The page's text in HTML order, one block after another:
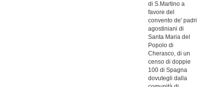
di S.Martino a
favore del
convento de' padri
agostiniani di
Santa Maria del
Popolo di
Cherasco, di un
censo di doppie
100 di Spagna
dovutegli dalla